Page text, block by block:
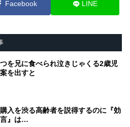
Facebook LINE
を兄に食べられ泣きじゃくる2歳児
を出すと
入を渋る高齢者を説得するのに『効
』は…